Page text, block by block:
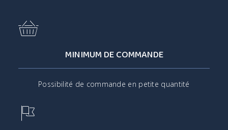
MINIMUM DE COMMANDE
Possibilité de commande en petite quantité